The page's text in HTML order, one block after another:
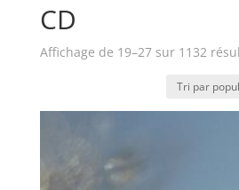
CD
Affichage de 19–27 sur 1132